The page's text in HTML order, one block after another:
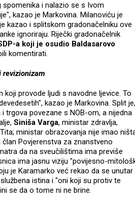
i nalazio se s Ivom
kazao je Markovina. Milanoviću je
kazao i splitskom gradonačelniku ove
ignoriraju. Riječki gradonačelnik
a koji je osudio Baldasarovo
komentirati.
revizionizam
provode ljudi s navodne ljevice. To
kazao je Markovina. Split je,
trgova povezane s NOB-om, a nijedna
Siniša Varga, ministar zdravlja,
ministar obrazovanja nije imao
Povjerenstva za znanstveno
da na sveučilištima ima previše
ima jasnu viziju "povijesno-
je Karamarko već rekao da se unutar
istina i "oni koji su protiv te
se da o tome ni ne brine.